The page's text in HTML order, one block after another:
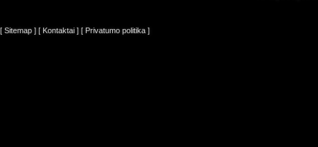
[ Sitemap ] [ Kontaktai ] [ Privatumo politika ]